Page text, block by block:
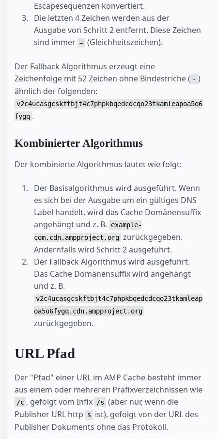
Escapesequenzen konvertiert.
Die letzten 4 Zeichen werden aus der
Ausgabe von Schritt 2 entfernt. Diese Zeichen
sind immer = (Gleichheitszeichen).
Der Fallback Algorithmus erzeugt eine
Zeichenfolge mit 52 Zeichen ohne Bindestriche ( - )
ähnlich der folgenden:
v2c4ucasgcskftbjt4c7phpkbqedcdcqo23tkamleapoa5o6
fygq .
Kombinierter Algorithmus
Der kombinierte Algorithmus lautet wie folgt:
Der Basisalgorithmus wird ausgeführt. Wenn
es sich bei der Ausgabe um ein gültiges DNS
Label handelt, wird das Cache Domänensuffix
angehängt und z. B.
example-
com.cdn.ampproject.org zurückgegeben.
Andernfalls wird Schritt 2 ausgeführt.
Der Fallback Algorithmus wird ausgeführt.
Das Cache Domänensuffix wird angehängt
und z. B.
v2c4ucasgcskftbjt4c7phpkbqedcdcqo23tkamleap
oa5o6fygq.cdn.ampproject.org
zurückgegeben.
URL Pfad
Der "Pfad" einer URL im AMP Cache besteht immer
aus einem oder mehreren Präfixverzeichnissen wie
/c , gefolgt vom Infix /s (aber nur, wenn die
Publisher URL http
s
ist), gefolgt von der URL des
Publisher Dokuments ohne das Protokoll.